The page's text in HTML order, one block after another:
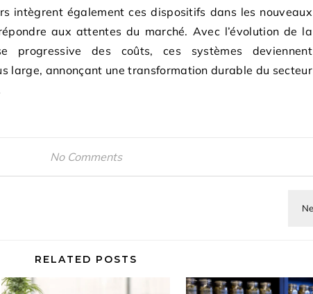
intègrent également ces dispositifs dans les nouveaux
aux attentes du marché. Avec l’évolution de la
progressive des coûts, ces systèmes deviennent
large, annonçant une transformation durable du secteur
No Comments
RELATED POSTS